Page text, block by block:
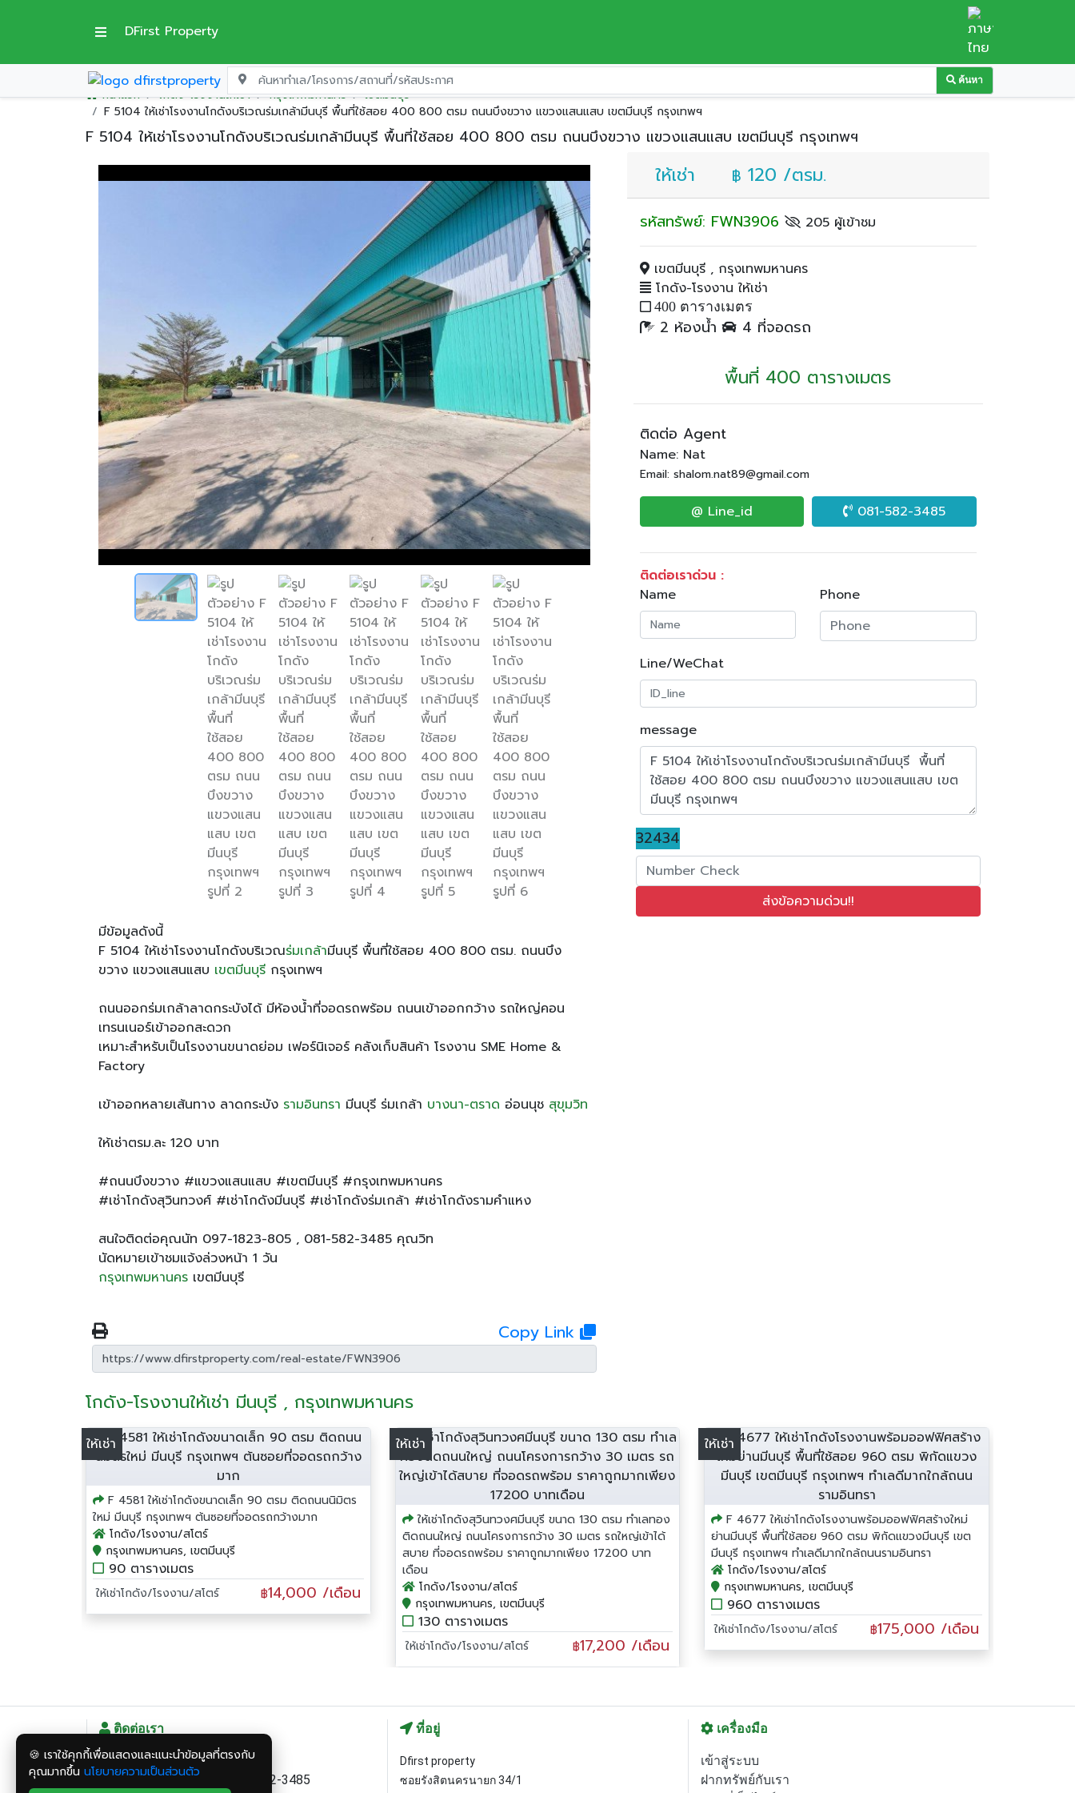
🍪 เราใช้คุกกี้เพื่อแสดงและแนะนำข้อมูลที่ตรงกับ
คุณมากขึ้น นโยบายความเป็นส่วนตัว
DFirst Property
ค้นหา
หน้าแรก โกดัง-โรงงานให้เช่า กรุงเทพมหานคร
เขตมีนบุรี
F 5104 ให้เช่าโรงงานโกดังบริเวณร่มเกล้ามีนบุรี พื้นที่ใช้สอย 400 800 ตรม ถนนบึงขวาง แขวงแสนแสบ เขตมีนบุรี กรุงเทพฯ
F 5104 ให้เช่าโรงงานโกดังบริเวณร่มเกล้ามีนบุรี พื้นที่ใช้สอย 400 800 ตรม ถนนบึงขวาง แขวงแสนแสบ เขตมีนบุรี กรุงเทพฯ
มีข้อมูลดังนี้
F 5104 ให้เช่าโรงงานโกดังบริเวณร่มเกล้ามีนบุรี พื้นที่ใช้สอย 400 800 ตรม. ถนนบึง
ขวาง แขวงแสนแสบ เขตมีนบุรีกรุงเทพฯ
ถนนออกร่มเกล้าลาดกระบังได้ มีห้องน้ำที่จอดรถพร้อม ถนนเข้าออกกว้าง รถใหญ่คอน
เทรนเนอร์เข้าออกสะดวก
เหมาะสำหรับเป็นโรงงานขนาดย่อม เฟอร์นิเจอร์ คลังเก็บสินค้า โรงงาน SME Home &
Factory
เข้าออกหลายเส้นทาง ลาดกระบัง รามอินทรา มีนบุรี ร่มเกล้า บางนา-ตราด อ่อนนุช สุขุมวิท
ให้เช่าตรม.ละ 120 บาท
#ถนนบึงขวาง #แขวงแสนแสบ #เขตมีนบุรี #กรุงเทพมหานคร
#เช่าโกดังสุวินทวงศ์ #เช่าโกดังมีนบุรี #เช่าโกดังร่มเกล้า #เช่าโกดังรามคำแหง
สนใจติดต่อคุณนัท 097-1823-805 , 081-582-3485 คุณวิท
นัดหมายเข้าชมแจ้งล่วงหน้า 1 วัน
กรุงเทพมหานครเขตมีนบุรี
Copy Link
ให้เช่า ฿ 120 /ตรม.
รหัสทรัพย์: FWN3906 205 ผู้เข้าชม
เขตมีนบุรี , กรุงเทพมหานคร
โกดัง-โรงงาน ให้เช่า
400 ตารางเมตร
2 ห้องน้ำ 4 ที่จอดรถ
พื้นที่ 400 ตารางเมตร
ติดต่อ Agent
Name: Nat
Email: shalom.nat89@gmail.com
@ Line_id 081-582-3485
ติดต่อเราด่วน :
Name
Phone
Line/WeChat
message
32434
โกดัง-โรงงานให้เช่า มีนบุรี , กรุงเทพมหานคร
ให้เช่า
F 4581 ให้เช่าโกดังขนาดเล็ก 90 ตรม ติดถนนนิมิตร
ใหม่ มีนบุรี กรุงเทพฯ ต้นซอยที่จอดรถกว้างมาก
โกดัง/โรงงาน/สโตร์
กรุงเทพมหานคร, เขตมีนบุรี
90 ตารางเมตร
ให้เช่าโกดัง/โรงงาน/สโตร์ ฿14,000 /เดือน
ให้เช่า
ให้เช่าโกดังสุวินทวงศมีนบุรี ขนาด 130 ตรม ทำเลทอง
ติดถนนใหญ่ ถนนโครงการกว้าง 30 เมตร รถใหญ่เข้าได้
สบาย ที่จอดรถพร้อม ราคาถูกมากเพียง 17200 บาท
เดือน
โกดัง/โรงงาน/สโตร์
กรุงเทพมหานคร, เขตมีนบุรี
130 ตารางเมตร
ให้เช่าโกดัง/โรงงาน/สโตร์ ฿17,200 /เดือน
ให้เช่า
F 4677 ให้เช่าโกดังโรงงานพร้อมออฟฟิศสร้างใหม่
ย่านมีนบุรี พื้นที่ใช้สอย 960 ตรม พิกัดแขวงมีนบุรี เขต
มีนบุรี กรุงเทพฯ ทำเลดีมากใกล้ถนนรามอินทรา
โกดัง/โรงงาน/สโตร์
กรุงเทพมหานคร, เขตมีนบุรี
960 ตารางเมตร
ให้เช่าโกดัง/โรงงาน/สโตร์ ฿175,000 /เดือน
ติดต่อเรา
สอบถามข้อมูลเพิ่มเติม
ฝ่าย โกดัง-โรงงาน Tel: 081-582-3485
ที่อยู่
Dfirst property
ซอยรังสิตนครนายก 34/1
เครื่องมือ
เข้าสู่ระบบ
ฝากทรัพย์กับเรา